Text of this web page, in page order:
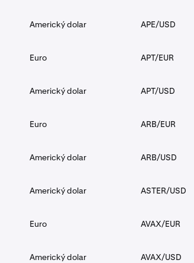
Americký dolar APE/USD
Euro APT/EUR
Americký dolar APT/USD
Euro ARB/EUR
Americký dolar ARB/USD
Americký dolar ASTER/USD
Euro AVAX/EUR
Americký dolar AVAX/USD